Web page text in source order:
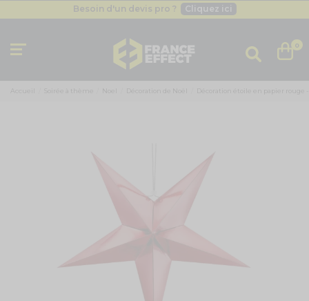
Besoin d'un devis pro ?
Cliquez ici
Besoin d'un devis pro ?
Cliquez ici
Livraison gratuite dès 49
0
Accueil Soirée à thème Décoration de Noël Décoration étoile en papier rouge